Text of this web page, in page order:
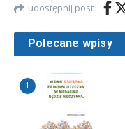
udostępnij post
Polecane wpisy
1